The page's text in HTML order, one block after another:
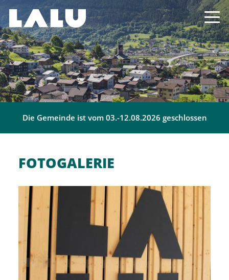
Die Gemeinde ist vom 03.-12.08.2026 geschlossen
FOTOGALERIE